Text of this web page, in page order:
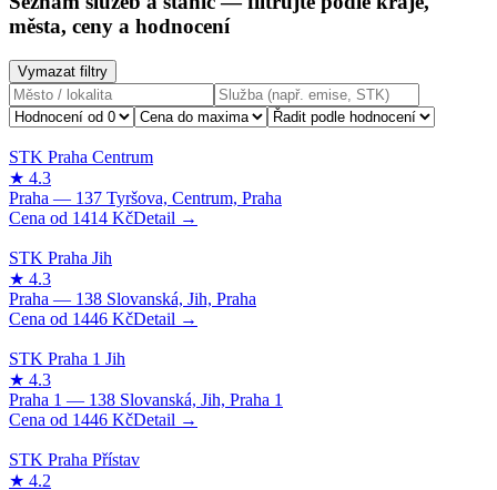
města, ceny a hodnocení
Vymazat filtry
1414 Kč
1446 Kč
1446 Kč